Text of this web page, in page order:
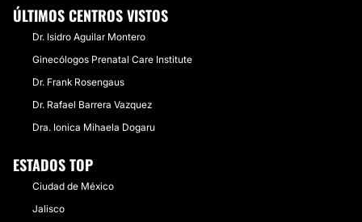
ÚLTIMOS CENTROS VISTOS
Dr. Isidro Aguilar Montero
Ginecólogos Prenatal Care Institute
Dr. Frank Rosengaus
Dr. Rafael Barrera Vazquez
Dra. Ionica Mihaela Dogaru
ESTADOS TOP
Ciudad de México
Jalisco